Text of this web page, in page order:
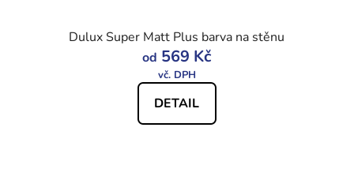
Dulux Super Matt Plus barva na stěnu
od 569 Kč
DETAIL